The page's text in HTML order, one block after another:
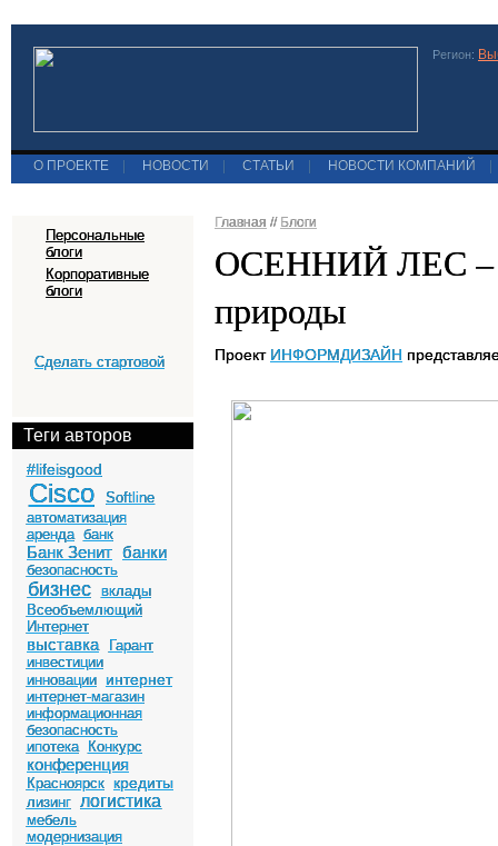
Регион:
О ПРОЕКТЕ НОВОСТИ СТАТЬИ НОВОСТИ КОМПАНИЙ
Персональные
блоги
Корпоративные
блоги
Сделать стартовой
Теги авторов
#lifeisgood
Cisco
Softline
автоматизация
аренда банк
Банк Зенит банки
безопасность
бизнес
вклады
Всеобъемлющий
Интернет
выставка
Гарант
инвестиции
инновации
интернет
интернет-магазин
информационная
безопасность
ипотека
Конкурс
конференция
Красноярск кредиты
лизинг логистика
мебель
модернизация
Главная // Блоги
ОСЕННИЙ ЛЕС –
природы
Проект ИНФОРМДИЗАЙН